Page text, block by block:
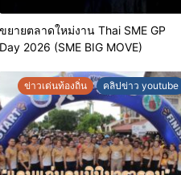
ขยายตลาดใหม่งาน Thai SME GP
Day 2026 (SME BIG MOVE)
ข่าวเด่นท้องถิ่น คลิปข่าว youtube